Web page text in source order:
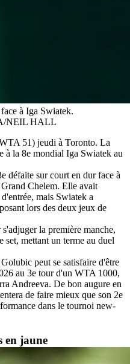
à Iga Swiatek.
NEIL HALL
51) jeudi à Toronto. La
à la 8e mondial Iga Swiatek au
défaite sur court en dur face à
Chelem. Elle avait
mais Swiatek a
lors des deux jeux de
la première manche,
set, mettant un terme au duel
peut se satisfaire d'être
au 3e tour d'un WTA 1000,
Andreeva. De bon augure en
de faire mieux que son 2e
dans le tournoi new-
en jaune